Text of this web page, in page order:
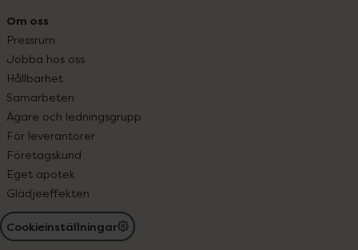
Om oss
Pressrum
Jobba hos oss
Hållbarhet
Samarbeten
Ägare och ledningsgrupp
För leverantörer
Företagskund
Eget apotek
Glädjeeffekten
Cookieinställningar